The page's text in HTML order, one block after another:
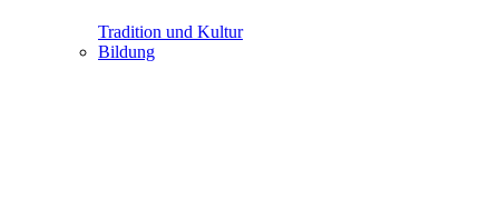
Tradition und Kultur
Bildung